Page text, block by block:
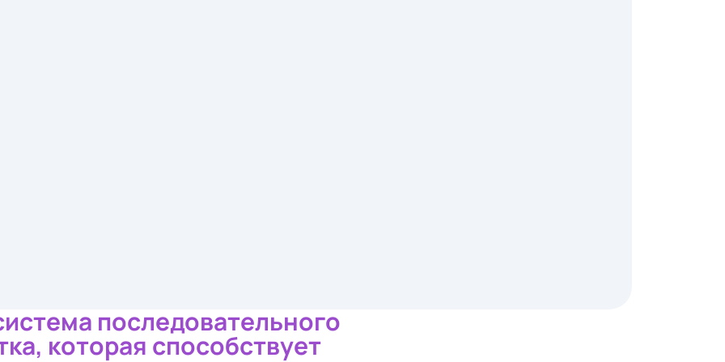
последовательного
которая способствует